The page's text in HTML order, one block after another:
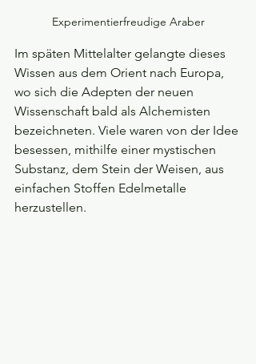
Experimentierfreudige Araber
Im späten Mittelalter gelangte dieses
Wissen aus dem Orient nach Europa,
wo sich die Adepten der neuen
Wissenschaft bald als Alchemisten
bezeichneten. Viele waren von der Idee
besessen, mithilfe einer mystischen
Substanz, dem Stein der Weisen, aus
einfachen Stoffen Edelmetalle
herzustellen.